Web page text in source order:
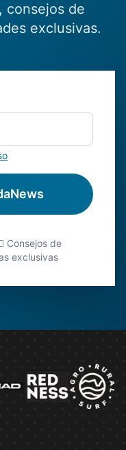
consejos de
exclusivas.
Consejos de
exclusivas